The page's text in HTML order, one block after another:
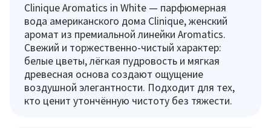
Clinique Aromatics in White — парфюмерная
вода американского дома Clinique, женский
аромат из премиальной линейки Aromatics.
Свежий и торжественно-чистый характер:
белые цветы, лёгкая пудровость и мягкая
древесная основа создают ощущение
воздушной элегантности. Подходит для тех,
кто ценит утончённую чистоту без тяжести.